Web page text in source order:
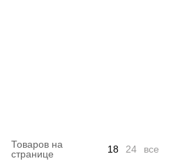
Товаров на
странице 18 24 все